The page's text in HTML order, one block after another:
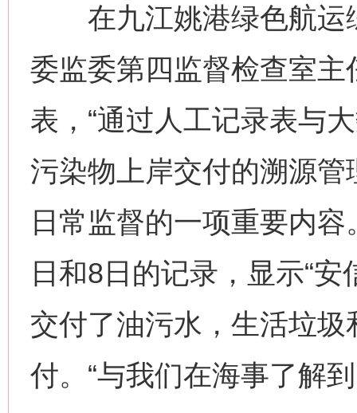
在九江姚港绿色航运
委监委第四监督检查室
表，“通过人工记录表与
污染物上岸交付的溯源
日常监督的一项重要内
日和8日的记录，显示“安
交付了油污水，生活垃
付。“与我们在海事了解